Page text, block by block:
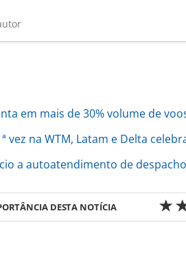
em mais de 30% volume de
vez na WTM, Latam e Delta
a autoatendimento de
DESTA NOTÍCIA